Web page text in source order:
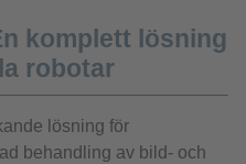
komplett lösning
robotar
lösning för
behandling av bild- och